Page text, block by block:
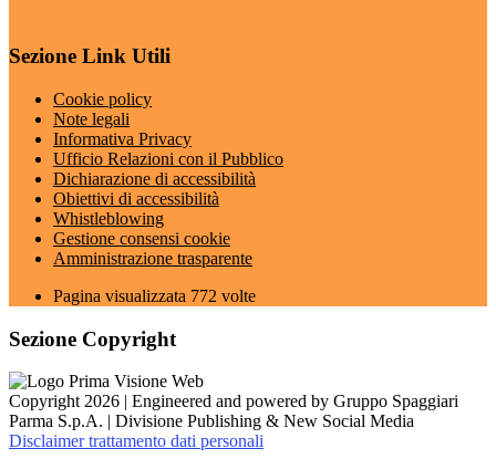
Sezione Link Utili
Cookie policy
Note legali
Informativa Privacy
Ufficio Relazioni con il Pubblico
Dichiarazione di accessibilità
Obiettivi di accessibilità
Whistleblowing
Gestione consensi cookie
Amministrazione trasparente
Pagina visualizzata 772 volte
Sezione Copyright
Copyright 2026 | Engineered and powered by Gruppo Spaggiari
Parma S.p.A. | Divisione Publishing & New Social Media
Disclaimer trattamento dati personali